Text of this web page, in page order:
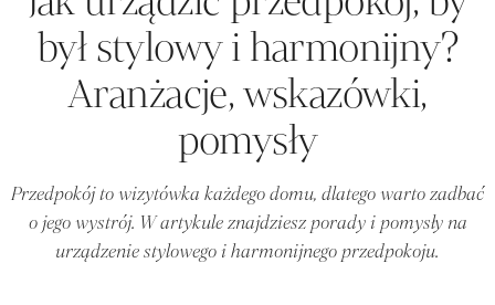
był stylowy i harmonijny?
Aranżacje, wskazówki,
pomysły
Przedpokój to wizytówka każdego domu, dlatego warto zadbać
o jego wystrój. W artykule znajdziesz porady i pomysły na
urządzenie stylowego i harmonijnego przedpokoju.